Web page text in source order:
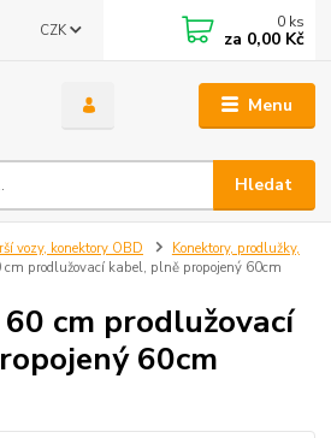
Menu
CZK
Hledat
0 ks
za 0,00 Kč
vozy, konektory OBD
Konektory, prodlužky,
prodlužovací kabel, plně propojený 60cm
cm prodlužovací
60cm